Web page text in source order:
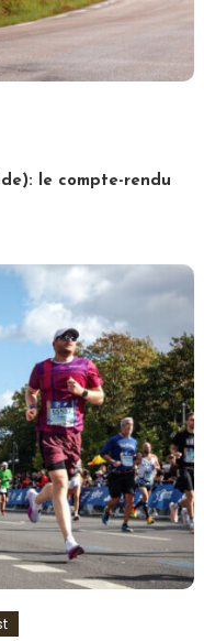
le compte-rendu